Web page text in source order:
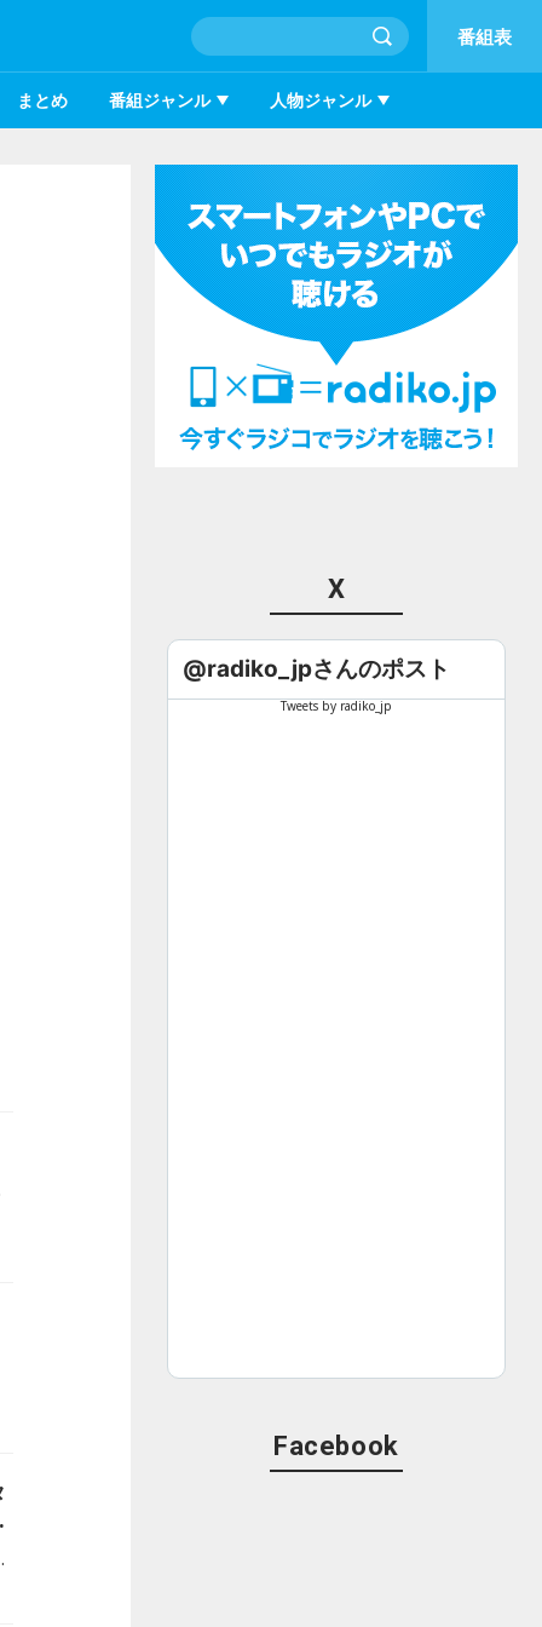
番組表
まとめ 番組ジャンル 人物ジャンル
3弾を放送いたします。
X
@radiko_jpさんのポスト
Tweets by radiko_jp
Facebook